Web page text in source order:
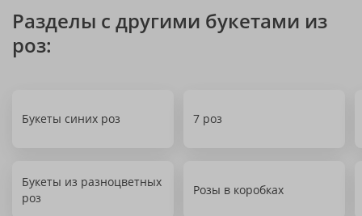
Разделы с другими букетами из
роз:
Букеты синих роз 7 роз
Букеты из разноцветных
роз
Розы в коробках